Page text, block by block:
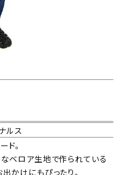
ルス
ド。
なベロア生地で作られている
かけにもぴったり。